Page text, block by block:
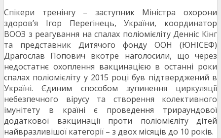
Спікери тренінгу – заступник Міністра охорони
здоров’я Ігор Перегінець, України, координатор
ВООЗ з реагування на спалах поліомієліту Денніс Кінг
та представник Дитячого фонду ООН (ЮНІСЕФ)
Драгослав Попович вкотре наголосили, що через
недостатнє охоплення вакцинацією в останні роки
спалах поліомієліту у 2015 році був підтверджений в
Україні. Єдиним способом зупинення циркуляції
небезпечного вірусу та створення колективного
імунітету в країні є проведення трираундової
додаткової вакцинації проти поліомієліту дітей
найвразливішої категорії – з двох місяців до 10 років.